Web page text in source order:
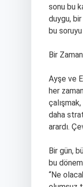
sonu bu
duygu,
bu
Bir
Ayşe ve
her
daha
arardı.
Bir gün,
bu
“Ne